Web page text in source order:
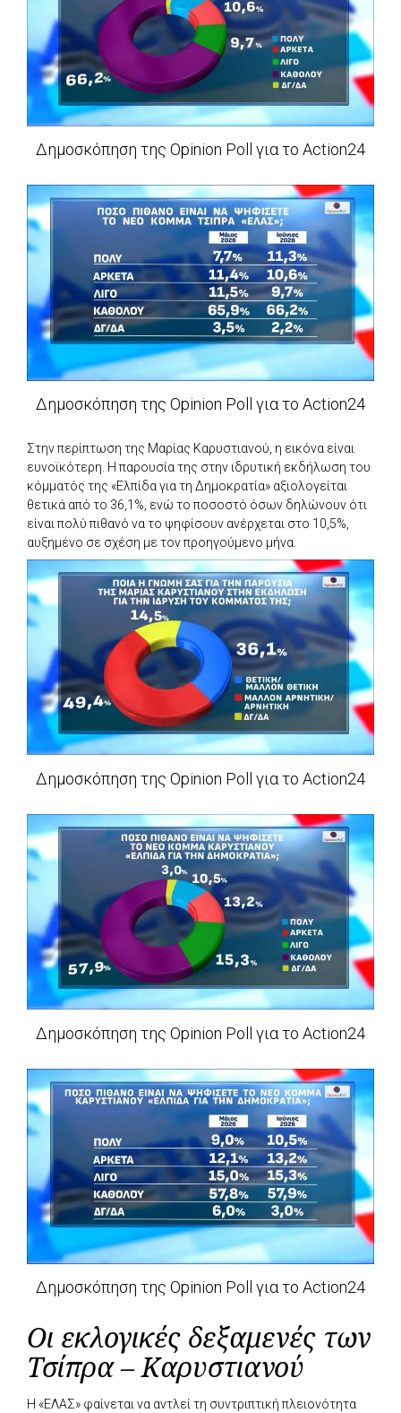
Δημοσκόπηση της Opinion Poll για το Action24
Δημοσκόπηση της Opinion Poll για το Action24
Στην περίπτωση της Μαρίας Καρυστιανού, η εικόνα είναι
ευνοϊκότερη. Η παρουσία της στην ιδρυτική εκδήλωση του
κόμματός της «Ελπίδα για τη Δημοκρατία» αξιολογείται
θετικά από το 36,1%, ενώ το ποσοστό όσων δηλώνουν ότι
είναι πολύ πιθανό να το ψηφίσουν ανέρχεται στο 10,5%,
αυξημένο σε σχέση με τον προηγούμενο μήνα.
Δημοσκόπηση της Opinion Poll για το Action24
Δημοσκόπηση της Opinion Poll για το Action24
Δημοσκόπηση της Opinion Poll για το Action24
Οι εκλογικές δεξαμενές των
Τσίπρα – Καρυστιανού
Η «ΕΛΑΣ» φαίνεται να αντλεί τη συντριπτική πλειονότητα